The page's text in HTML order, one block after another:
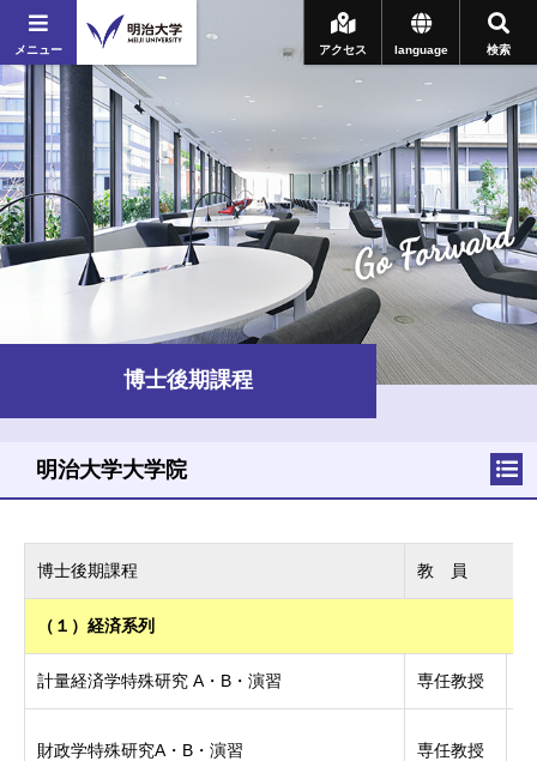
メニュー 検索
language
アクセス
Go Forward
博士後期課程
博士後期課程 教 員
（１）経済系列
計量経済学特殊研究 A・B・演習 専任教授
財政学特殊研究A・B・演習 専任教授
明治大学大学院